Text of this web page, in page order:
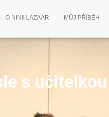
O NINII LAZAAR MŮJ PŘÍBĚH
s